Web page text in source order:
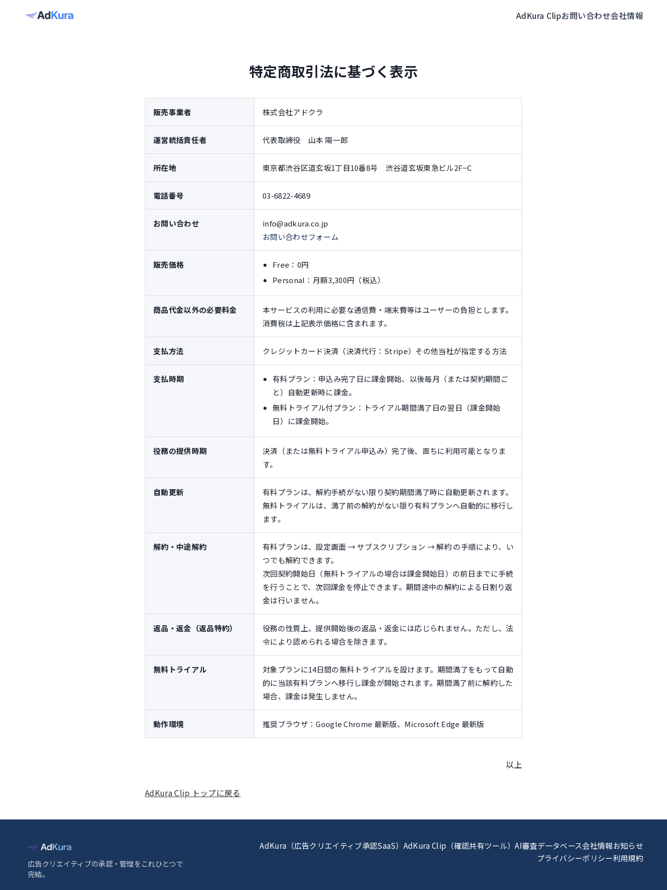
AdKura Clipお問い合わせ会社情報
特定商取引法に基づく表示
販売事業者 株式会社アドクラ
運営統括責任者 代表取締役 山本 陽一郎
所在地 東京都渋谷区道玄坂1丁目10番8号 渋谷道玄坂東急ビル2F−C
電話番号 03-6822-4689
お問い合わせ
info@adkura.co.jp
お問い合わせフォーム
販売価格
Free：0円
Personal：月額3,300円（税込）
商品代金以外の必要料金
本サービスの利用に必要な通信費・端末費等はユーザーの負担とします。
消費税は上記表示価格に含まれます。
支払方法 クレジットカード決済（決済代行：Stripe）その他当社が指定する方法
支払時期
有料プラン：申込み完了日に課金開始、以後毎月（または契約期間ご
と）自動更新時に課金。
無料トライアル付プラン：トライアル期間満了日の翌日（課金開始
日）に課金開始。
役務の提供時期
決済（または無料トライアル申込み）完了後、直ちに利用可能となりま
す。
自動更新
有料プランは、解約手続がない限り契約期間満了時に自動更新されます。
無料トライアルは、満了前の解約がない限り有料プランへ自動的に移行し
ます。
解約・中途解約
有料プランは、設定画面 → サブスクリプション → 解約 の手順により、い
つでも解約できます。
次回契約開始日（無料トライアルの場合は課金開始日）の前日までに手続
を行うことで、次回課金を停止できます。期間途中の解約による日割り返
金は行いません。
返品・返金（返品特約）
役務の性質上、提供開始後の返品・返金には応じられません。ただし、法
令により認められる場合を除きます。
無料トライアル
対象プランに14日間の無料トライアルを設けます。期間満了をもって自動
的に当該有料プランへ移行し課金が開始されます。期間満了前に解約した
場合、課金は発生しません。
動作環境 推奨ブラウザ：Google Chrome 最新版、Microsoft Edge 最新版
以上
AdKura Clip トップに戻る
広告クリエイティブの承認・管理をこれひとつで
完結。
AdKura（広告クリエイティブ承認SaaS） AdKura Clip（確認共有ツール）AI審査データベース会社情報お知らせ
プライバシーポリシー利用規約